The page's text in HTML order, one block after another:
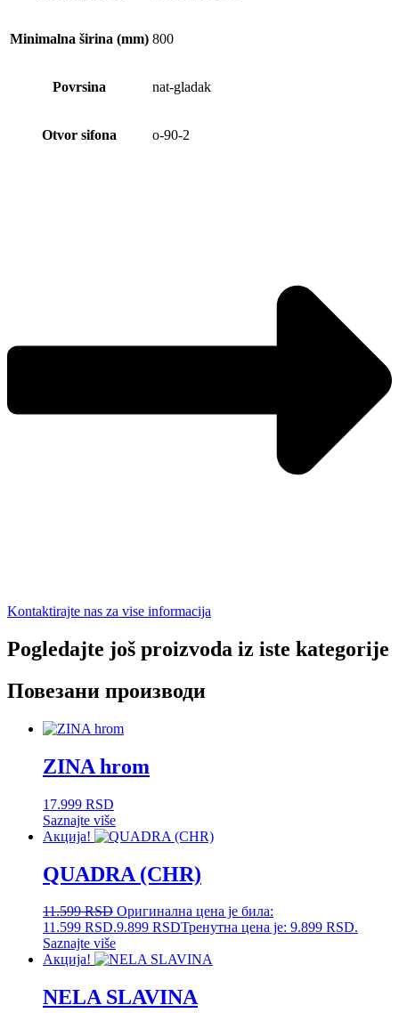
Minimalna širina (mm) 800
Povrsina nat-gladak
Otvor sifona o-90-2
Kontaktirajte nas za vise informacija
Pogledajte još proizvoda iz iste kategorije
Повезани производи
ZINA hrom
17.999 RSD
Saznajte više
Акција!
QUADRA (CHR)
11.599RSD Оригинална цена је била:
11.599 RSD.9.899 RSDТренутна цена је: 9.899 RSD.
Saznajte više
Акција!
NELA SLAVINA